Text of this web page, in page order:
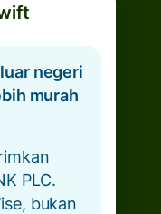
negeri
murah
PLC.
bukan